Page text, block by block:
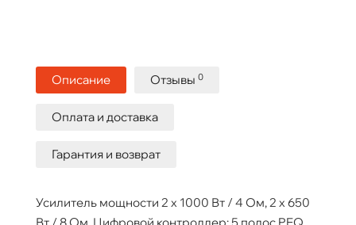
Описание Отзывы 0
Оплата и доставка
Гарантия и возврат
Усилитель мощности 2 х 1000 Вт / 4 Ом, 2 х 650